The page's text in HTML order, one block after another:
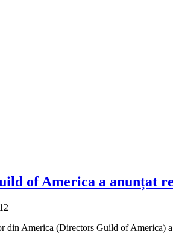
of America a anunțat
din America (Directors Guild of America)